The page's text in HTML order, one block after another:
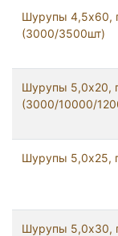
Шурупы 4,5x60,
(3000/3500шт)
Шурупы 5,0x20,
(3000/10000/
Шурупы 5,0x25,
Шурупы 5,0x30,